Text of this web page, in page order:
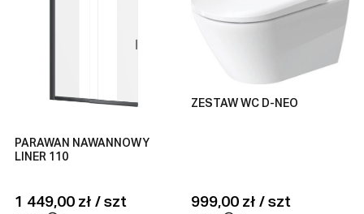
PARAWAN NAWANNOWY
LINER 110
1 449,00 zł / szt
ZESTAW WC D-NEO
999,00 zł / szt